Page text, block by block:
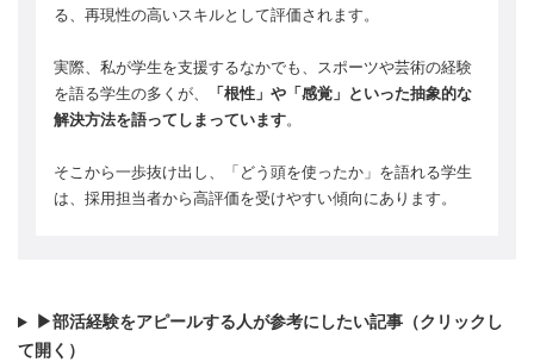
る、再現性の高いスキルとして評価されます。
実際、私が学生を支援するなかでも、スポーツや芸術の経験
を語る学生の多くが、
「根性」や「感覚」といった抽象的な
解決方法を語ってしまっています。
そこから一歩抜け出し、「どう頭を使ったか」を語れる学生
は、採用担当者から高評価を受けやすい傾向にあります。
▶部活経験をアピールする人が参考にしたい記事（クリックし
て開く）